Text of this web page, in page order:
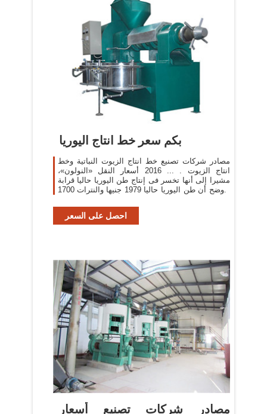
بكم سعر خط انتاج اليوريا
مصادر شركات تصنيع خط انتاج الزيوت النباتية وخط
انتاج الزيوت . ... 2016 أسعار النقل «النولون»،
مشيرا إلى أنها تخسر فى إنتاج طن اليوريا حاليا قرابة
وأوضح أن طن اليوريا حاليا 1979 جنيها والنترات 1700
احصل على السعر
مصادر شركات تصنيع أسعار